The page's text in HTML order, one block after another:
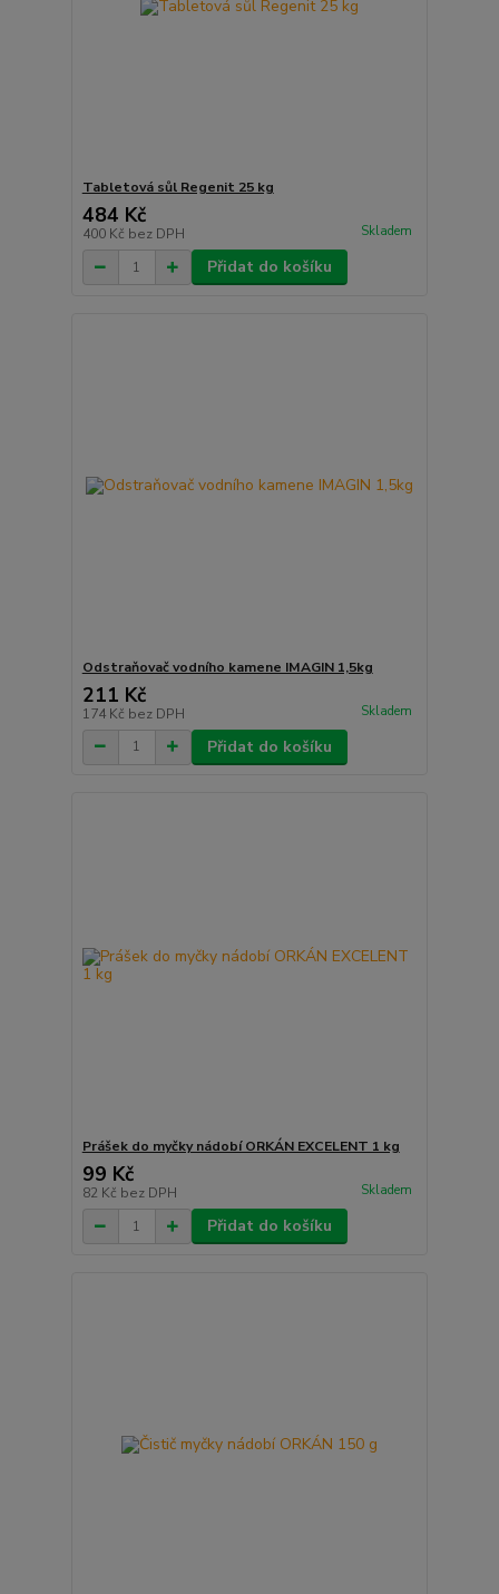
Tabletová sůl Regenit 25 kg
484 Kč
400 Kč bez DPH Skladem
Přidat do košíku
Odstraňovač vodního kamene IMAGIN 1,5kg
211 Kč
174 Kč bez DPH Skladem
Přidat do košíku
Prášek do myčky nádobí ORKÁN EXCELENT 1 kg
99 Kč
82 Kč bez DPH Skladem
Přidat do košíku